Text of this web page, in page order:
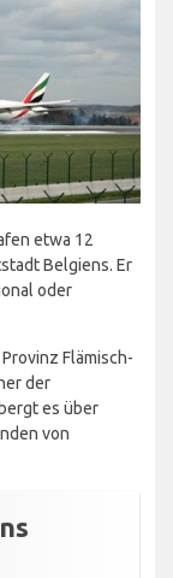
etwa 12
Belgiens. Er
oder
Flämisch-
der
es über
von